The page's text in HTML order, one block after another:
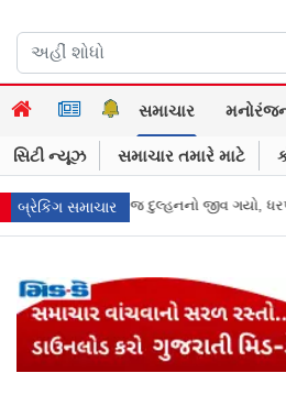
સમાચાર
સિટી ન્યૂઝ સમાચાર તમારે માટે
બ્રેકિંગ સમાચાર
બાદ કહ્યું “હું ઘરે જઈ શકું?” ‘હું બાબા